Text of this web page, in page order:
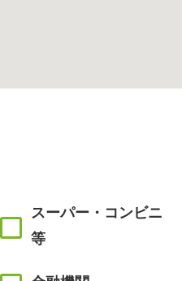
スーパー・コンビニ
等